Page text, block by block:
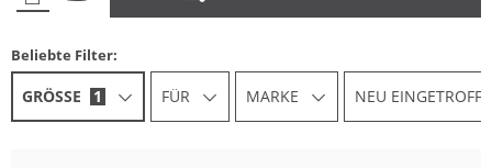
Beliebte Filter:
GRÖSSE 1 FÜR MARKE NEU